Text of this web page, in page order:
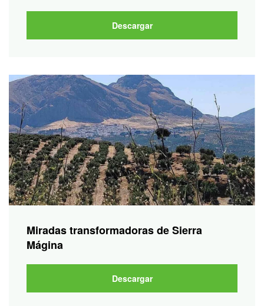
Descargar
Miradas transformadoras de Sierra
Mágina
Descargar